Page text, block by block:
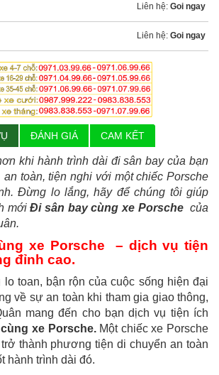
Liên hệ: Goi ngay
Liên hệ: Goi ngay
ĐÁNH GIÁ CAM KẾT
khi hành trình dài đi sân bay của bạn
an toàn, tiện nghi với một chiếc Porsche
Đừng lo lắng, hãy để chúng tôi giúp
mớiĐi sân bay cùng xe Porschecủa
xe Porsche – dịch vụ tiện
đỉnh cao.
toan, bận rộn của cuộc sống hiện đại
về sự an toàn khi tham gia giao thông,
mang đến cho bạn dịch vụ tiện ích
xe Porsche.Một chiếc xe Porsche
thành phương tiện di chuyển an toàn
hành trình dài đó.